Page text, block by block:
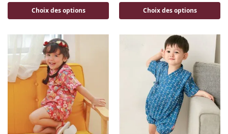
Choix des options Choix des options